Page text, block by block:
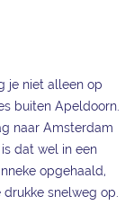
je niet alleen op
buiten Apeldoorn.
naar Amsterdam
dat wel in een
opgehaald,
snelweg op.